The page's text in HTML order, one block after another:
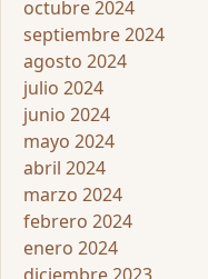
octubre 2024
septiembre 2024
agosto 2024
julio 2024
junio 2024
mayo 2024
abril 2024
marzo 2024
febrero 2024
enero 2024